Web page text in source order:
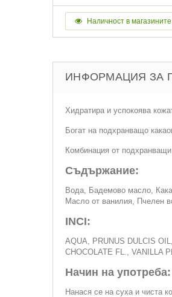
Наличност в магазините
ИНФОРМАЦИЯ ЗА
Хидратира и успокоява
Богат на подхранващо
Комбинация от
Съдържание:
Вода, Бадемово масло,
Масло от ванилия, Пчелен
INCI:
AQUA, PRUNUS DULCIS
CHOCOLATE FL., VANILLA
Начин на употреба:
Нанася се на суха и чиста